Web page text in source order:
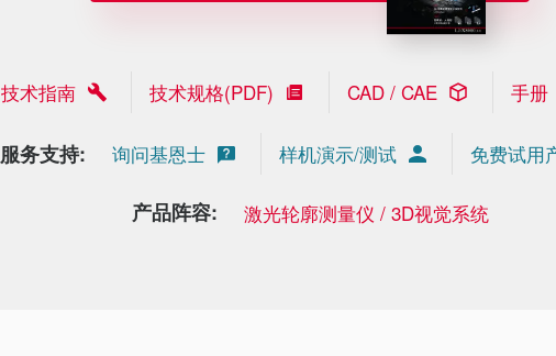
技术指南 技术规格(PDF) CAD / CAE 手册
服务支持: 询问基恩士 样机演示/测试 免费试用
产品阵容: 激光轮廓测量仪 / 3D视觉系统